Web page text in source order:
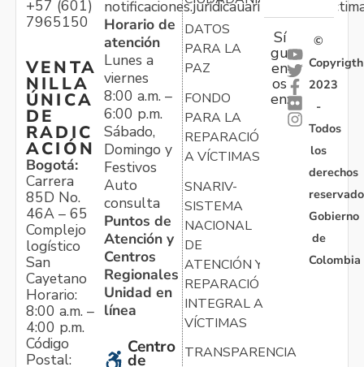
+57 (601)
7965150
VENTA
NILLA
ÚNICA
DE
RADIC
ACIÓN
Bogotá:
Carrera
85D No.
46A – 65
Complejo
logístico
San
Cayetano
Horario:
8:00 a.m. –
4:00 p.m.
Código
Postal:
Horario de
atención
Lunes a
viernes
8:00 a.m. –
6:00 p.m.
Sábado,
Domingo y
Festivos
Auto
consulta
Puntos de
Atención y
Centros
Regionales
Unidad en
línea
Centro
de
DATOS
PARA LA
PAZ
FONDO
PARA LA
REPARACIÓN
A VÍCTIMAS
SNARIV-
SISTEMA
NACIONAL
DE
ATENCIÓN Y
REPARACIÓN
INTEGRAL A
VÍCTIMAS
TRANSPARENCIA
Sí
gu
en
os
en:
©
Copyrigth
2023
-
Todos
los
derechos
Gobierno
de
Colombia